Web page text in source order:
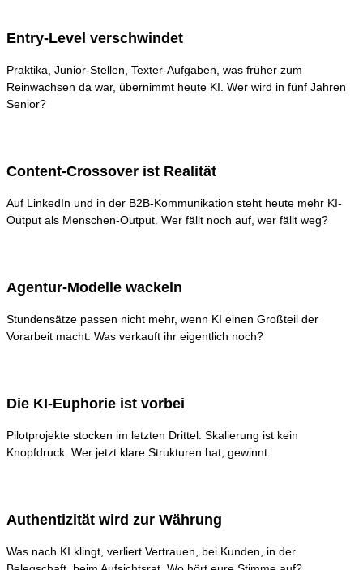
Entry-Level verschwindet
Praktika, Junior-Stellen, Texter-Aufgaben, was früher zum
Reinwachsen da war, übernimmt heute KI. Wer wird in fünf Jahren
Senior?
Content-Crossover ist Realität
Auf LinkedIn und in der B2B-Kommunikation steht heute mehr KI-
Output als Menschen-Output. Wer fällt noch auf, wer fällt weg?
Agentur-Modelle wackeln
Stundensätze passen nicht mehr, wenn KI einen Großteil der
Vorarbeit macht. Was verkauft ihr eigentlich noch?
Die KI-Euphorie ist vorbei
Pilotprojekte stocken im letzten Drittel. Skalierung ist kein
Knopfdruck. Wer jetzt klare Strukturen hat, gewinnt.
Authentizität wird zur Währung
Was nach KI klingt, verliert Vertrauen, bei Kunden, in der